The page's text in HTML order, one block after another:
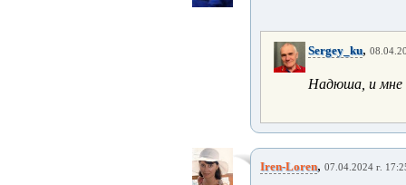
Sergey_ku,
Надюша, и мне
Iren-Loren, 07.04.2024 г.